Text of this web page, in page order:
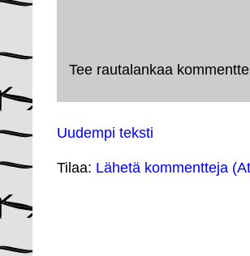
Tee rautalankaa
Uudempi teksti
Tilaa: Lähetä kommentteja